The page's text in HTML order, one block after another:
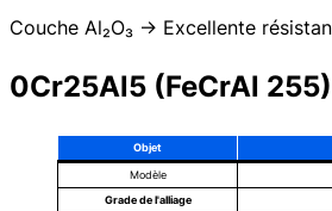
Couche Al₂O₃ → Excellente
0Cr25Al5 (FeCrAl
Objet
Modèle
Grade de l'alliage